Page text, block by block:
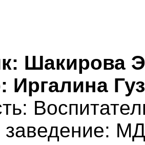
Шакирова
Иргалина
заведение: